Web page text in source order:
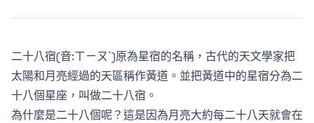
二十八宿(音:ㄒㄧㄡˋ)原為星宿的名稱，古代的天文學家把
太陽和月亮經過的天區稱作黃道。並把黃道中的星宿分為二
十八個星座，叫做二十八宿。
為什麼是二十八個呢？這是因為月亮大約每二十八天就會在